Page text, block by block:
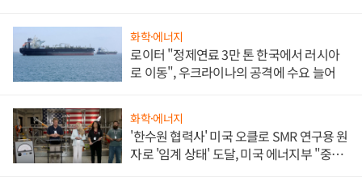
화학·에너지
로이터 "정제연료 3만 톤 한국에서 러시아
로 이동", 우크라이나의 공격에 수요 늘어
화학·에너지
'한수원 협력사' 미국 오클로 SMR 연구용 원
자로 '임계 상태' 도달, 미국 에너지부 "중요